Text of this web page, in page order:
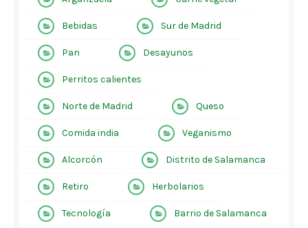
Bebidas Sur de Madrid
Pan Desayunos
Perritos calientes
Norte de Madrid Queso
Comida india Veganismo
Alcorcón Distrito de Salamanca
Retiro Herbolarios
Tecnología Barrio de Salamanca